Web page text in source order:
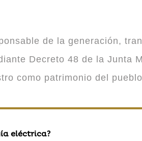
de la generación,
Decreto 48 de la Junta
como patrimonio del
eléctrica?